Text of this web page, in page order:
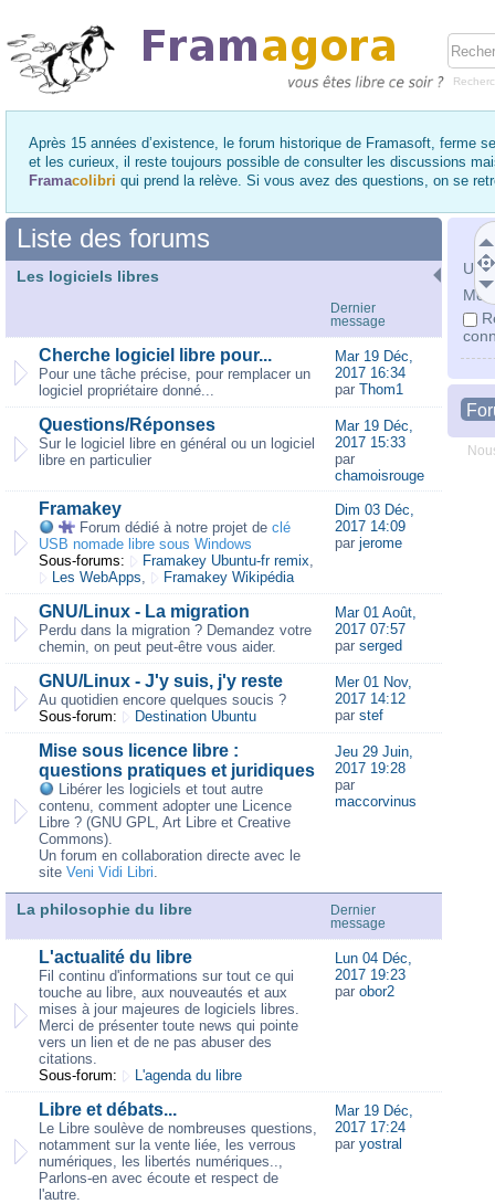
Après 15 années d’existence, le forum historique de Framasoft, ferme
et les curieux, il reste toujours possible de consulter les discussions
Framacolibri qui prend la relève. Si vous avez des questions, on se
Mot
Liste des forums
Les logiciels libres
Dernier
message
Cherche logiciel libre pour...
Pour une tâche précise, pour remplacer un
logiciel propriétaire donné...
Mar 19 Déc,
2017 16:34
par Thom1
Questions/Réponses
Sur le logiciel libre en général ou un logiciel
libre en particulier
Mar 19 Déc,
2017 15:33
par
chamoisrouge
Framakey
Forum dédié à notre projet de clé
USB nomade libre sous Windows
Sous-forums:
Framakey Ubuntu-fr remix,
Les WebApps, Framakey Wikipédia
Dim 03 Déc,
2017 14:09
par jerome
GNU/Linux - La migration
Perdu dans la migration ? Demandez votre
chemin, on peut peut-être vous aider.
Mar 01 Août,
2017 07:57
par serged
GNU/Linux - J'y suis, j'y reste
Au quotidien encore quelques soucis ?
Sous-forum:
Destination Ubuntu
Mer 01 Nov,
2017 14:12
par stef
Mise sous licence libre :
questions pratiques et juridiques
Libérer les logiciels et tout autre
contenu, comment adopter une Licence
Libre ? (GNU GPL, Art Libre et Creative
Commons).
Un forum en collaboration directe avec le
site Veni Vidi Libri.
Jeu 29 Juin,
2017 19:28
par
maccorvinus
La philosophie du libre
Dernier
message
L'actualité du libre
Fil continu d'informations sur tout ce qui
touche au libre, aux nouveautés et aux
mises à jour majeures de logiciels libres.
Merci de présenter toute news qui pointe
vers un lien et de ne pas abuser des
citations.
Sous-forum:
L'agenda du libre
Lun 04 Déc,
2017 19:23
par obor2
Libre et débats...
Le Libre soulève de nombreuses questions,
notamment sur la vente liée, les verrous
numériques, les libertés numériques..,
Parlons-en avec écoute et respect de
l'autre.
Mar 19 Déc,
2017 17:24
par yostral